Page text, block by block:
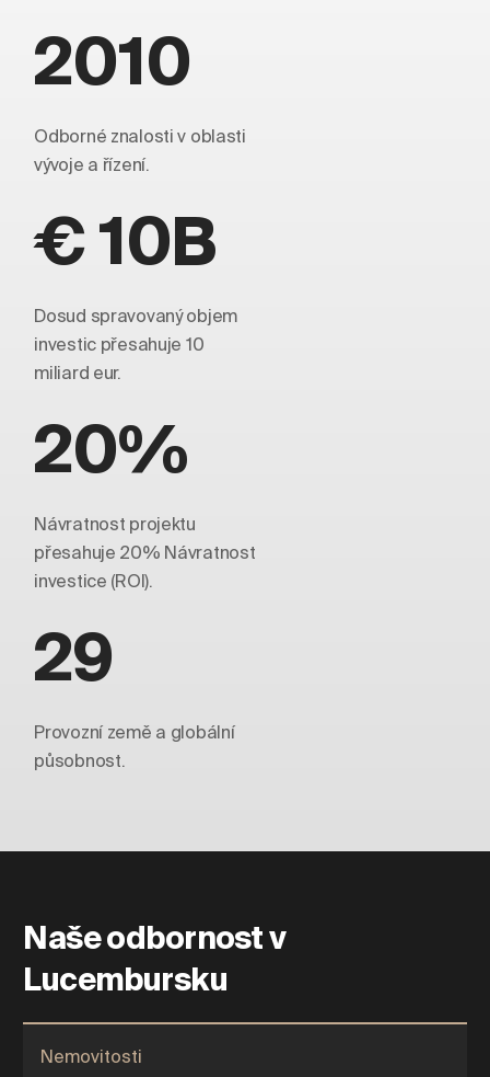
2010
Odborné znalosti v oblasti
vývoje a řízení.
€ 10B
Dosud spravovaný objem
investic přesahuje 10
miliard eur.
20%
Návratnost projektu
přesahuje 20% Návratnost
investice (ROI).
29
Provozní země a globální
působnost.
Naše odbornost v
Lucembursku
Nemovitosti